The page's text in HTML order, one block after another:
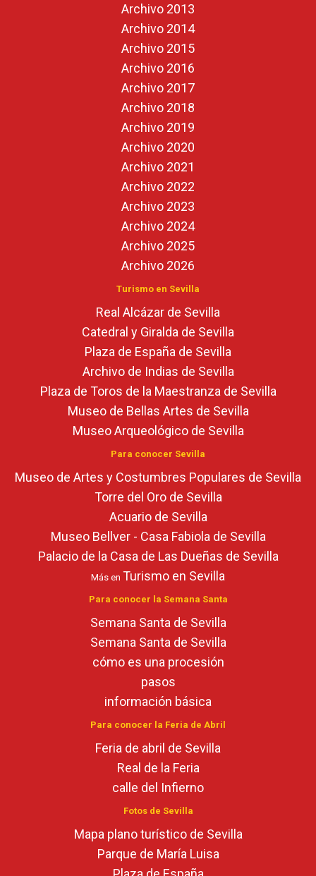
Archivo 2013
Archivo 2014
Archivo 2015
Archivo 2016
Archivo 2017
Archivo 2018
Archivo 2019
Archivo 2020
Archivo 2021
Archivo 2022
Archivo 2023
Archivo 2024
Archivo 2025
Archivo 2026
Turismo en Sevilla
Real Alcázar de Sevilla
Catedral y Giralda de Sevilla
Plaza de España de Sevilla
Archivo de Indias de Sevilla
Plaza de Toros de la Maestranza de Sevilla
Museo de Bellas Artes de Sevilla
Museo Arqueológico de Sevilla
Para conocer Sevilla
Museo de Artes y Costumbres Populares de Sevilla
Torre del Oro de Sevilla
Acuario de Sevilla
Museo Bellver - Casa Fabiola de Sevilla
Palacio de la Casa de Las Dueñas de Sevilla
Más en Turismo en Sevilla
Para conocer la Semana Santa
Semana Santa de Sevilla
Semana Santa de Sevilla
cómo es una procesión
pasos
información básica
Para conocer la Feria de Abril
Feria de abril de Sevilla
Real de la Feria
calle del Infierno
Fotos de Sevilla
Mapa plano turístico de Sevilla
Parque de María Luisa